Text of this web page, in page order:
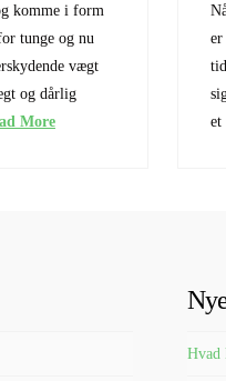
komme i form
tunge og nu
vægt
og dårlig
More
er
Hvad